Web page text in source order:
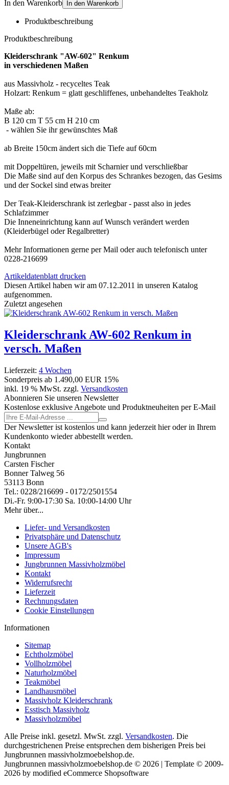
In den Warenkorb In den Warenkorb
Produktbeschreibung
Produktbeschreibung
Kleiderschrank "AW-602" Renkum
in verschiedenen Maßen
aus Massivholz - recyceltes Teak
Holzart: Renkum = glatt geschliffenes, unbehandeltes Teakholz
Maße ab:
B 120 cm T 55 cm H 210 cm
- wählen Sie ihr gewünschtes Maß
ab Breite 150cm ändert sich die Tiefe auf 60cm
mit Doppeltüren, jeweils mit Scharnier und verschließbar
Die Maße sind auf den Korpus des Schrankes bezogen, das Gesims
und der Sockel sind etwas breiter
Der Teak-Kleiderschrank ist zerlegbar - passt also in jedes
Schlafzimmer
Die Inneneinrichtung kann auf Wunsch verändert werden
(Kleiderbügel oder Regalbretter)
Mehr Informationen gerne per Mail oder auch telefonisch unter
0228-216699
Artikeldatenblatt drucken
Diesen Artikel haben wir am 07.12.2011 in unseren Katalog
aufgenommen.
Zuletzt angesehen
Kleiderschrank AW-602 Renkum in
versch. Maßen
Lieferzeit: 4 Wochen
Sonderpreis ab 1.490,00 EUR 15%
inkl. 19 % MwSt. zzgl. Versandkosten
Abonnieren Sie unseren Newsletter
Kostenlose exklusive Angebote und Produktneuheiten per E-Mail
Der Newsletter ist kostenlos und kann jederzeit hier oder in Ihrem
Kundenkonto wieder abbestellt werden.
Kontakt
Jungbrunnen
Carsten Fischer
Bonner Talweg 56
53113 Bonn
Tel.: 0228/216699 - 0172/2501554
Di.-Fr. 9:00-17:30 Sa. 10:00-14:00 Uhr
Mehr über...
Liefer- und Versandkosten
Privatsphäre und Datenschutz
Unsere AGB's
Impressum
Jungbrunnen Massivholzmöbel
Kontakt
Widerrufsrecht
Lieferzeit
Rechnungsdaten
Cookie Einstellungen
Informationen
Sitemap
Echtholzmöbel
Vollholzmöbel
Naturholzmöbel
Teakmöbel
Landhausmöbel
Massivholz Kleiderschrank
Esstisch Massivholz
Massivholzmöbel
Alle Preise inkl. gesetzl. MwSt. zzgl. Versandkosten. Die
durchgestrichenen Preise entsprechen dem bisherigen Preis bei
Jungbrunnen massivholzmoebelshop.de.
Jungbrunnen massivholzmoebelshop.de © 2026 | Template © 2009-
2026 by modified eCommerce Shopsoftware